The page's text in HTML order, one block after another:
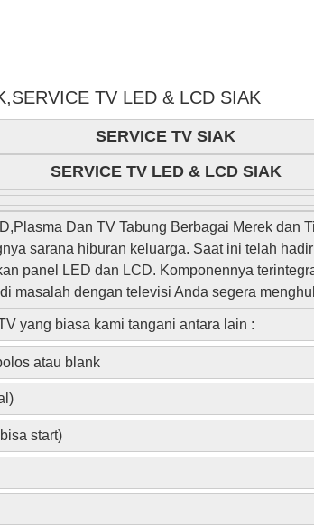
TV LED & LCD SIAK
SERVICE TV SIAK
SERVICE TV LED & LCD SIAK
Dan TV Tabung Berbagai Merek dan
sarana hiburan keluarga. Saat ini telah
panel LED dan LCD. Komponennya
masalah dengan televisi Anda segera
yang biasa kami tangani antara lain :
atau blank
start)